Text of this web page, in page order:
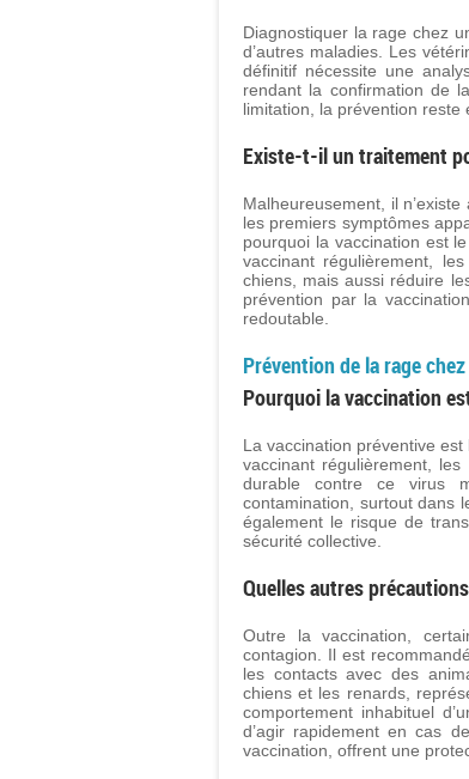
Diagnostiquer la rage chez
d’autres maladies. Les
définitif nécessite une
rendant la confirmation de
limitation, la prévention reste
Existe-t-il un traitement
Malheureusement, il
les premiers symptômes
pourquoi la vaccination est
vaccinant régulièrement,
chiens, mais aussi réduire
prévention par la
redoutable.
Prévention de la rage
Pourquoi la vaccination
La vaccination préventive
vaccinant régulièrement,
durable contre ce virus
contamination, surtout dans
également le risque de
sécurité collective.
Quelles autres
Outre la vaccination,
contagion. Il est
les contacts avec des
chiens et les renards,
comportement inhabituel
d’agir rapidement en cas
vaccination, offrent une